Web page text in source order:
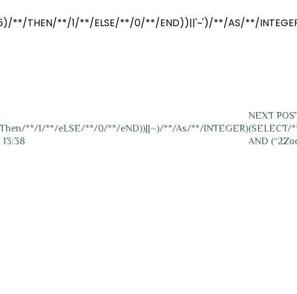
**/THEN/**/1/**/ELSE/**/0/**/END))||'~')/**/AS/**/
**/1/**/eLSE/**/0/**/eND))||~)/**/As/**/INTEGER)
13:38
NEXT
(SELECT/
AND